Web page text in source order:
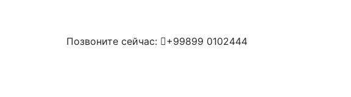
Позвоните сейчас:
+99899 0102444